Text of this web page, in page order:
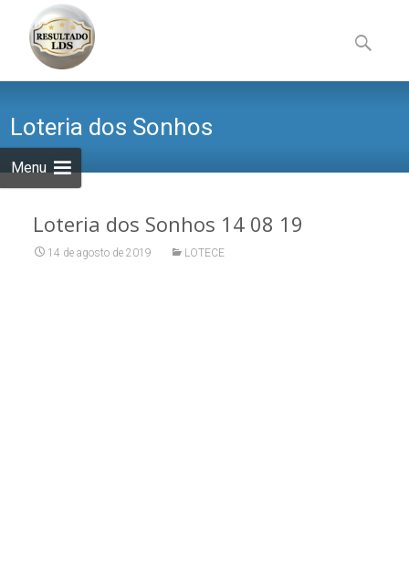
Menu
to
content
por:
Loteria dos Sonhos
Loteria dos Sonhos 14 08 19
14 de agosto de 2019 LOTECE